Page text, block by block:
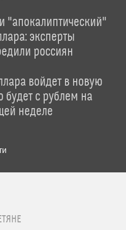
"апокалиптический"
эксперты
россиян
войдет в новую
будет с рублем на
неделе